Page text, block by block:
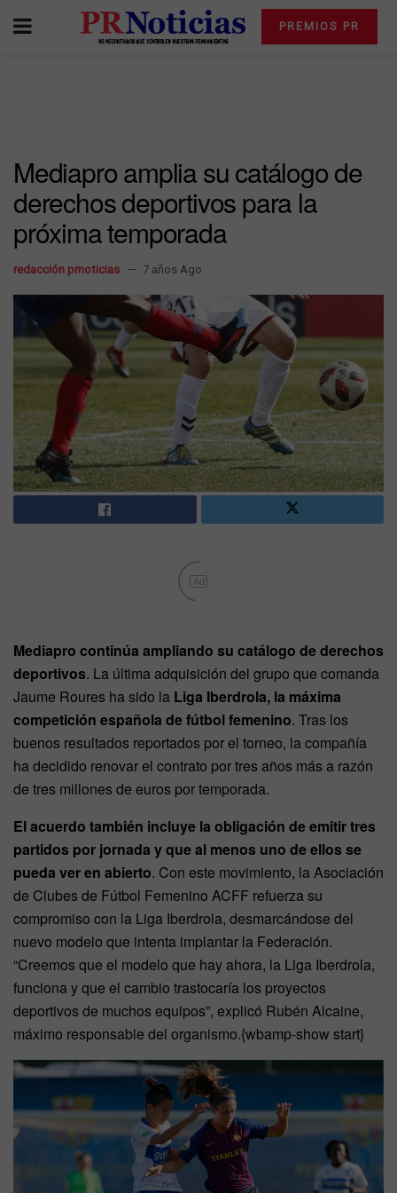
PREMIOS PR
Mediapro amplia su catálogo de
derechos deportivos para la
próxima temporada
redacción prnoticias 7 años Ago
Ad
Mediapro continúa ampliando su catálogo de derechos
deportivos. La última adquisición del grupo que comanda
Jaume Roures ha sido la Liga Iberdrola, la máxima
competición española de fútbol femenino. Tras los
buenos resultados reportados por el torneo, la compañía
ha decidido renovar el contrato por tres años más a razón
de tres millones de euros por temporada.
El acuerdo también incluye la obligación de emitir tres
partidos por jornada y que al menos uno de ellos se
pueda ver en abierto. Con este movimiento, la Asociación
de Clubes de Fútbol Femenino ACFF refuerza su
compromiso con la Liga Iberdrola, desmarcándose del
nuevo modelo que intenta implantar la Federación.
“Creemos que el modelo que hay ahora, la Liga Iberdrola,
funciona y que el cambio trastocaría los proyectos
deportivos de muchos equipos”, explicó Rubén Alcaine,
máximo responsable del organismo.{wbamp-show start}